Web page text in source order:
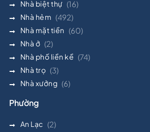
Nhà biệt thự (16)
Nhà hẻm (492)
Nhà mặt tiền (60)
Nhà ở (2)
Nhà phố liền kề (74)
Nhà trọ (3)
Nhà xưởng (6)
Phường
An Lạc (2)